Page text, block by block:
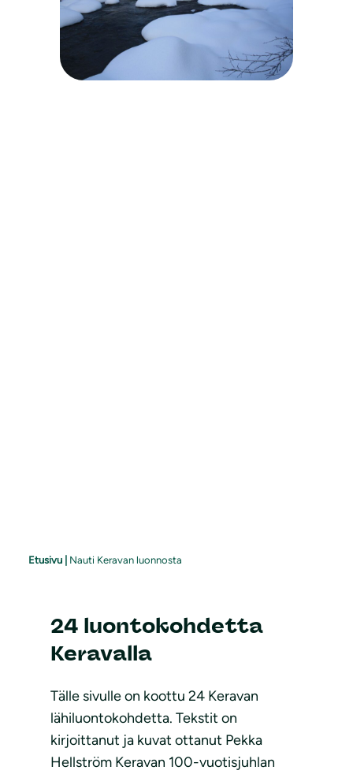
Etusivu | Nauti Keravan luonnosta
24 luontokohdetta
Keravalla
Tälle sivulle on koottu 24 Keravan
lähiluontokohdetta. Tekstit on
kirjoittanut ja kuvat ottanut Pekka
Hellström Keravan 100-vuotisjuhlan